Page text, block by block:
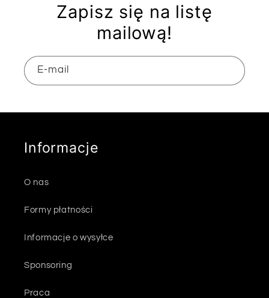
a
:
Zapisz się na listę
mailową!
E-mail
Informacje
O nas
Formy płatności
Informacje o wysyłce
Sponsoring
Praca